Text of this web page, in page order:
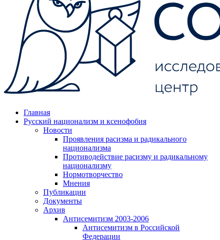
Главная
Русский национализм и ксенофобия
Новости
Проявления расизма и радикального
национализма
Противодействие расизму и радикальному
национализму
Нормотворчество
Мнения
Публикации
Документы
Архив
Антисемитизм 2003-2006
Антисемитизм в Российской
Федерации